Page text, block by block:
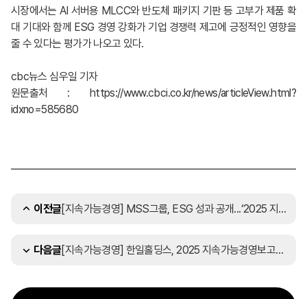
시장에서는 AI 서버용 MLCC와 반도체 패키지 기판 등 고부가 제품 확
대 기대와 함께 ESG 경영 강화가 기업 경쟁력 제고에 긍정적인 영향을
줄 수 있다는 평가가 나오고 있다.
cbc뉴스 심우일 기자
원문출처 : https://www.cbci.co.kr/news/articleView.html?
idxno=585680
이전글 [지속가능경영] MSS그룹, ESG 성과 공개...‘2025 지속가능경영보고서’ 발간
다음글 [지속가능경영] 한일홀딩스, 2025 지속가능경영보고서 'H Way' 발간